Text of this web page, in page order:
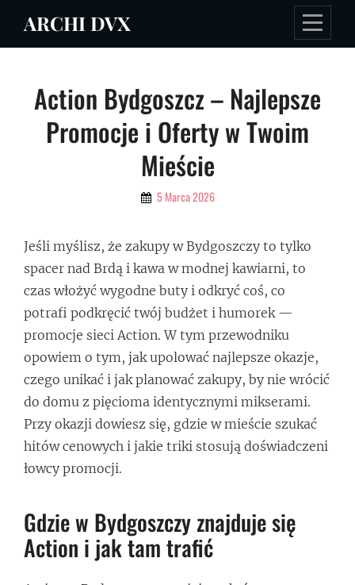
ARCHI DVX
Action Bydgoszcz – Najlepsze
Promocje i Oferty w Twoim
Mieście
By 5 Marca 2026
Jeśli myślisz, że zakupy w Bydgoszczy to tylko
spacer nad Brdą i kawa w modnej kawiarni, to
czas włożyć wygodne buty i odkryć coś, co
potrafi podkręcić twój budżet i humorek —
promocje sieci Action. W tym przewodniku
opowiem o tym, jak upolować najlepsze okazje,
czego unikać i jak planować zakupy, by nie wrócić
do domu z pięcioma identycznymi mikserami.
Przy okazji dowiesz się, gdzie w mieście szukać
hitów cenowych i jakie triki stosują doświadczeni
łowcy promocji.
Gdzie w Bydgoszczy znajduje się
Action i jak tam trafić
Nawigacja
wpisu